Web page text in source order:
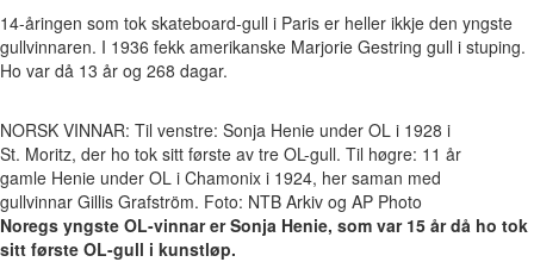
14-åringen som tok skateboard-gull i Paris er heller ikkje den yngste
gullvinnaren. I 1936 fekk amerikanske Marjorie Gestring gull i stuping.
Ho var då 13 år og 268 dagar.
NORSK VINNAR: Til venstre: Sonja Henie under OL i 1928 i
St. Moritz, der ho tok sitt første av tre OL-gull. Til høgre: 11 år
gamle Henie under OL i Chamonix i 1924, her saman med
gullvinnar Gillis Grafström. Foto: NTB Arkiv og AP Photo
Noregs yngste OL-vinnar er Sonja Henie, som var 15 år då ho tok
sitt første OL-gull i kunstløp.